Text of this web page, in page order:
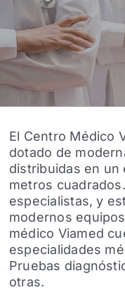
El Centro Médico
dotado de
distribuidas en un
metros
especialistas, y
modernos
médico Viamed
especialidades médicas, Análisis
Pruebas
otras.